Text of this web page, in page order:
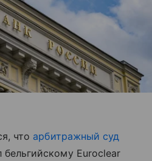
что арбитражный суд
Euroclear